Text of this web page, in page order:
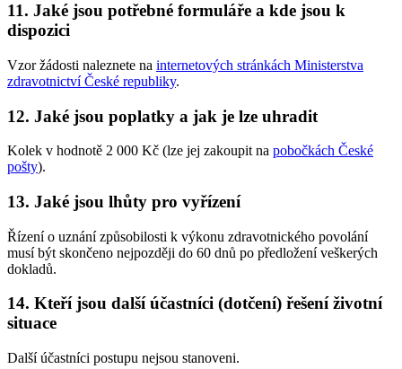
11. Jaké jsou potřebné formuláře a kde jsou k
dispozici
Vzor žádosti naleznete na internetových stránkách Ministerstva
zdravotnictví České republiky.
12. Jaké jsou poplatky a jak je lze uhradit
Kolek v hodnotě 2 000 Kč (lze jej zakoupit na pobočkách České
pošty).
13. Jaké jsou lhůty pro vyřízení
Řízení o uznání způsobilosti k výkonu zdravotnického povolání
musí být skončeno nejpozději do 60 dnů po předložení veškerých
dokladů.
14. Kteří jsou další účastníci (dotčení) řešení životní
situace
Další účastníci postupu nejsou stanoveni.